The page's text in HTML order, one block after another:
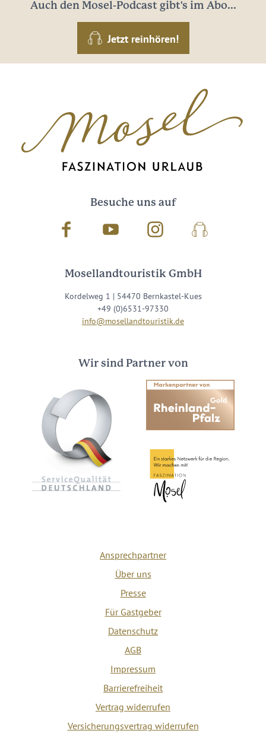
Auch den Mosel-Podcast gibt's im Abo...
Jetzt reinhören!
Besuche uns auf
Facebook Youtube InstagramPodcast
Mosellandtouristik GmbH
Kordelweg 1 | 54470 Bernkastel-Kues
+49 (0)6531-97330
info@mosellandtouristik.de
Wir sind Partner von
Ansprechpartner
Über uns
Presse
Für Gastgeber
Datenschutz
AGB
Impressum
Barrierefreiheit
Vertrag widerrufen
Versicherungsvertrag widerrufen